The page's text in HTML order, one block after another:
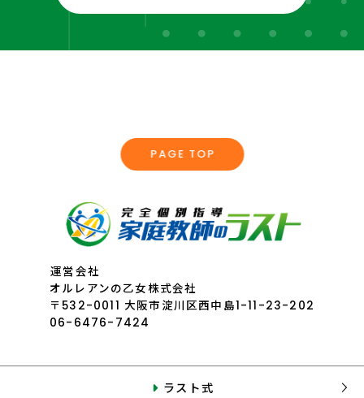
PAGE TOP
運営会社
オルレアンの乙女株式会社
〒532-0011 大阪市淀川区西中島1-11-23-202
06-6476-7424
ラスト式